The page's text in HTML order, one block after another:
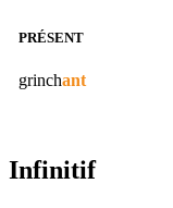
PRÉSENT
grinchant
Infinitif